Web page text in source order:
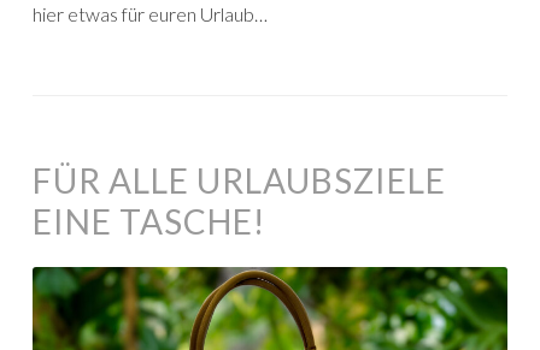
hier etwas für euren Urlaub…
FÜR ALLE URLAUBSZIELE
EINE TASCHE!